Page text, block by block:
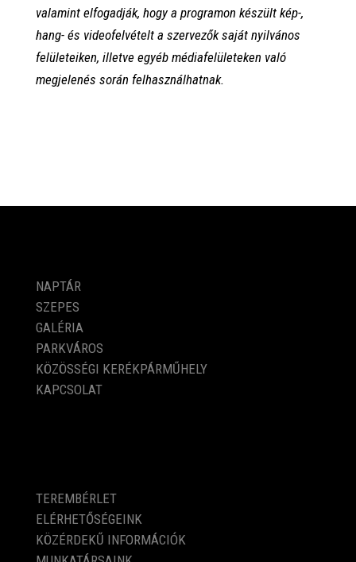
valamint elfogadják, hogy a programon készült kép-,
hang- és videofelvételt a szervezők saját nyilvános
felületeiken, illetve egyéb médiafelületeken való
megjelenés során felhasználhatnak.
NAPTÁR
SZEPES
GALÉRIA
PARKVÁROS
KÖZÖSSÉGI KERÉKPÁRMŰHELY
KAPCSOLAT
TEREMBÉRLET
ELÉRHETŐSÉGEINK
KÖZÉRDEKŰ INFORMÁCIÓK